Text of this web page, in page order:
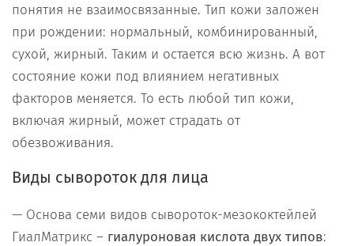
понятия не взаимосвязанные. Тип кожи заложен
при рождении: нормальный, комбинированный,
сухой, жирный. Таким и остается всю жизнь. А вот
состояние кожи под влиянием негативных
факторов меняется. То есть любой тип кожи,
включая жирный, может страдать от
обезвоживания.
Виды сывороток для лица
— Основа семи видов сывороток-мезококтейлей
ГиалМатрикс – гиалуроновая кислота двух типов: